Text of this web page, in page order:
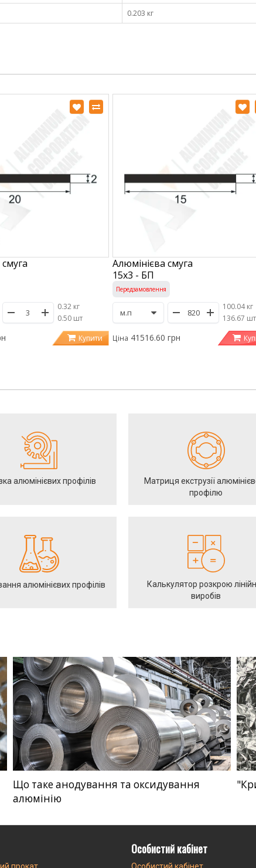
0.203 кг
0.32 кг
/0.50 шт
Купити
Алюмінієва смуга
15х3 - БП
Передзамовлення
100.04 кг
/136.67 шт
Ціна 41516.60 грн
алюмінієвих профілів
Матриця екструзії
профілю
алюмінієвих профілів
Калькулятор розкрою
виробів
Що таке анодування та оксидування
алюмінію
Особистий кабінет